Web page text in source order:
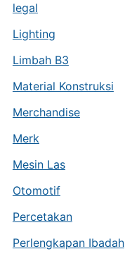
legal
Lighting
Limbah B3
Material Konstruksi
Merchandise
Merk
Mesin Las
Otomotif
Percetakan
Perlengkapan Ibadah